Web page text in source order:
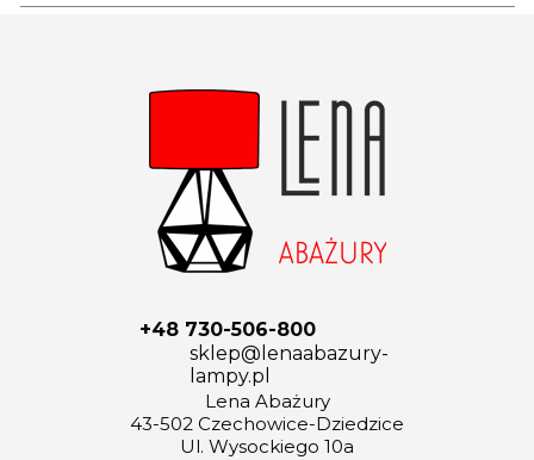
+48 730-506-800
sklep@lenaabazury-
lampy.pl
Lena Abażury
43-502 Czechowice-Dziedzice
Ul. Wysockiego 10a